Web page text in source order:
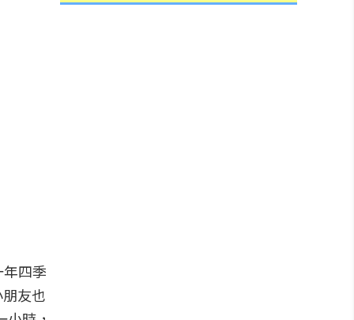
四季
友也